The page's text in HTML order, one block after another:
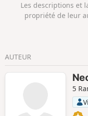
Les descriptions et
propriété de leur
AUTEUR
5